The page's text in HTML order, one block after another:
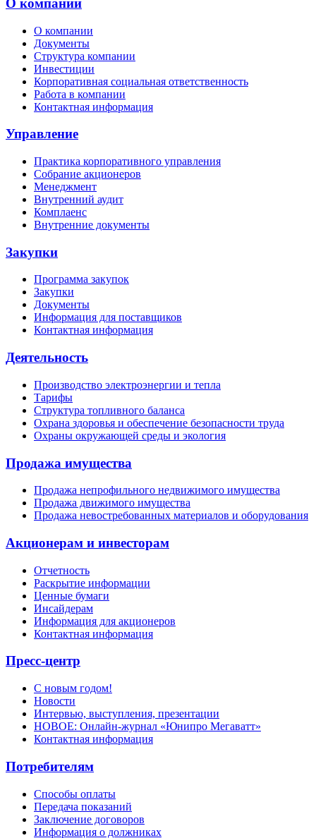
О компании
О компании
Документы
Структура компании
Инвестиции
Корпоративная социальная ответственность
Работа в компании
Контактная информация
Управление
Практика корпоративного управления
Собрание акционеров
Менеджмент
Внутренний аудит
Комплаенс
Внутренние документы
Закупки
Программа закупок
Закупки
Документы
Информация для поставщиков
Контактная информация
Деятельность
Производство электроэнергии и тепла
Тарифы
Структура топливного баланса
Охрана здоровья и обеспечение безопасности труда
Охраны окружающей среды и экология
Продажа имущества
Продажа непрофильного недвижимого имущества
Продажа движимого имущества
Продажа невостребованных материалов и оборудования
Акционерам и инвесторам
Отчетность
Раскрытие информации
Ценные бумаги
Инсайдерам
Информация для акционеров
Контактная информация
Пресс-центр
С новым годом!
Новости
Интервью, выступления, презентации
НОВОЕ: Онлайн-журнал «Юнипро Мегаватт»
Контактная информация
Потребителям
Способы оплаты
Передача показаний
Заключение договоров
Информация о должниках